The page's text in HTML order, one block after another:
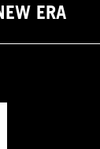
ERA